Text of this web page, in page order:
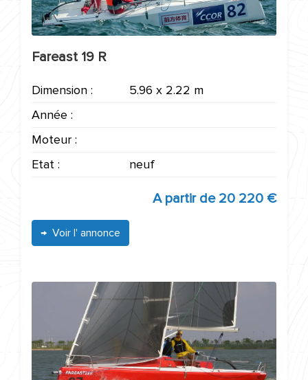
Fareast 19 R
Dimension :
5.96 x 2.22 m
Année :
Moteur :
Etat :
neuf
A partir de20 220 €
Voir l' annonce